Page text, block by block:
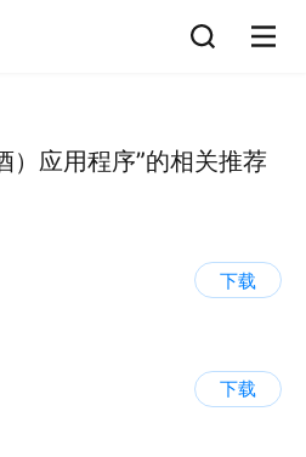
）应用程序”的相关推荐
下载
下载